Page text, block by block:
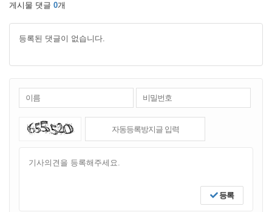
게시물 댓글 0개
등록된 댓글이 없습니다.
등록